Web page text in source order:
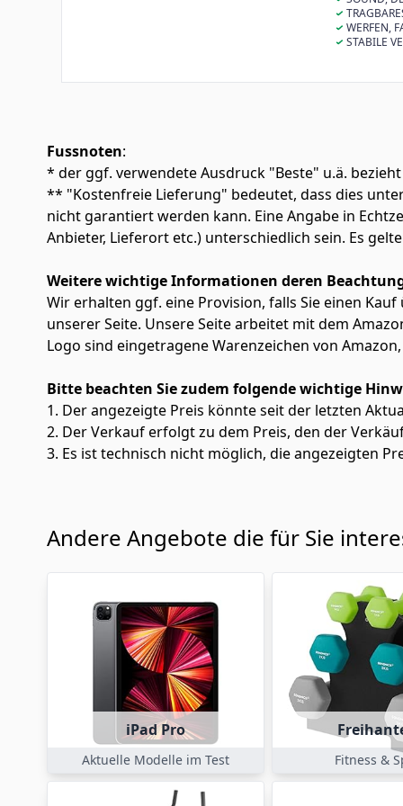
Sound in
Musik und
Bässe, die
erwarten
Bluetooth-
oder außen
WERFEN,
Bluetooth-
STABILE
Metern für
kann er mit
Fussnoten:
* der ggf. verwendete Ausdruck "Beste" u.ä.
** "Kostenfreie Lieferung" bedeutet, dass dies
nicht garantiert werden kann. Eine Angabe in
Anbieter, Lieferort etc.) unterschiedlich sein. Es
Weitere wichtige Informationen deren
Wir erhalten ggf. eine Provision, falls Sie einen
unserer Seite. Unsere Seite arbeitet mit dem
Logo sind eingetragene Warenzeichen von
Bitte beachten Sie zudem folgende wichtige
1. Der angezeigte Preis könnte seit der letzten
2. Der Verkauf erfolgt zu dem Preis, den der
3. Es ist technisch nicht möglich, die angezeigten
Andere Angebote die für Sie
iPad Pro
Aktuelle Modelle im Test Fitness &